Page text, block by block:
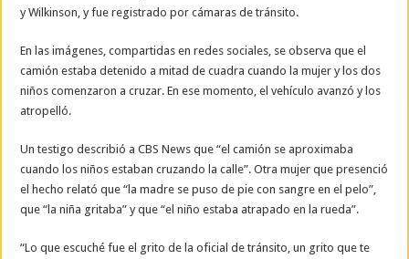
y Wilkinson, y fue registrado por cámaras de tránsito.
En las imágenes, compartidas en redes sociales, se observa que el
camión estaba detenido a mitad de cuadra cuando la mujer y los dos
niños comenzaron a cruzar. En ese momento, el vehículo avanzó y los
atropelló.
Un testigo describió a CBS News que “el camión se aproximaba
cuando los niños estaban cruzando la calle”. Otra mujer que presenció
el hecho relató que “la madre se puso de pie con sangre en el pelo”,
que “la niña gritaba” y que “el niño estaba atrapado en la rueda”.
“Lo que escuché fue el grito de la oficial de tránsito, un grito que te